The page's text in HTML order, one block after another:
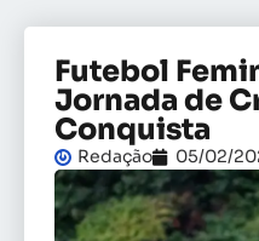
Futebol
Jornada de
Conquista
Redação 05/02/